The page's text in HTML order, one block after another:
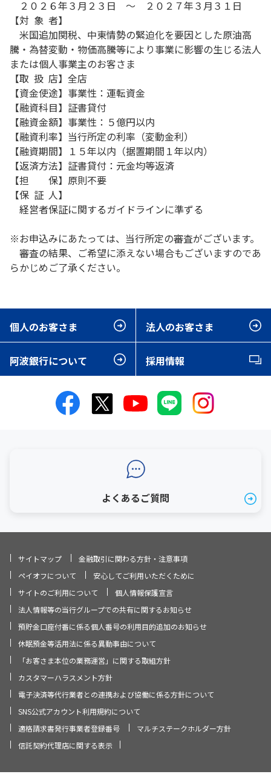
２０２６年３月２３日 ～ ２０２７年３月３１日
【対 象 者】
米国追加関税、中東情勢の緊迫化を要因とした原油高
騰・為替変動・物価高騰等により事業に影響の生じる法人
または個人事業主のお客さま
【取 扱 店】全店
【資金使途】事業性：運転資金
【融資科目】証書貸付
【融資金額】事業性：５億円以内
【融資利率】当行所定の利率（変動金利）
【融資期間】１５年以内（据置期間１年以内）
【返済方法】証書貸付：元金均等返済
【担 保】原則不要
【保 証 人】
経営者保証に関するガイドラインに準ずる
※お申込みにあたっては、当行所定の審査がございます。
審査の結果、ご希望に添えない場合もございますのであ
らかじめご了承ください。
個人のお客さま 法人のお客さま
阿波銀行について 採用情報
よくあるご質問
サイトマップ
金融取引に関わる方針・注意事項
ペイオフについて
安心してご利用いただくために
サイトのご利用について
個人情報保護宣言
法人情報等の当行グループでの共有に関するお知らせ
預貯金口座付番に係る個人番号の利用目的追加のお知らせ
休眠預金等活用法に係る異動事由について
「お客さま本位の業務運営」に関する取組方針
カスタマーハラスメント方針
電子決済等代行業者との連携および協働に係る方針について
SNS公式アカウント利用規約について
適格請求書発行事業者登録番号
マルチステークホルダー方針
信託契約代理店に関する表示